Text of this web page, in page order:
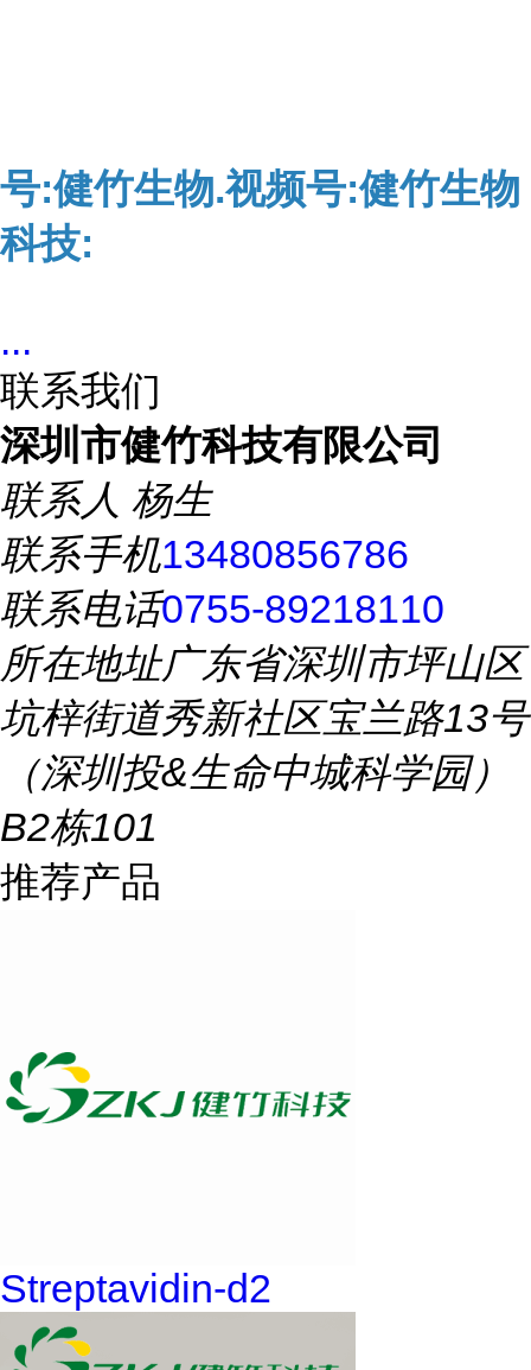
号:健竹生物.视频号:健竹生物
科技:
...
联系我们
深圳市健竹科技有限公司
联系人 杨生
联系手机13480856786
联系电话0755-89218110
所在地址广东省深圳市坪山区
坑梓街道秀新社区宝兰路13号
（深圳投&生命中城科学园）
B2栋101
推荐产品
Streptavidin-d2